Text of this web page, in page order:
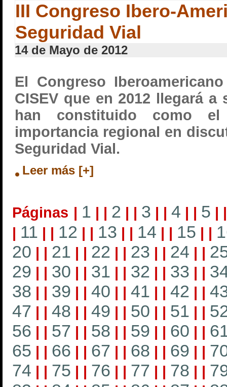
III Congreso Ibero-
Seguridad Vial
14 de Mayo de 2012
El Congreso
CISEV que en 2012 llegará
han constituido como
importancia regional en
Seguridad Vial.
Leer más [+]
Páginas | 1 | | 2 | | 3 | | 4 | | 5 |
| 11 | | 12 | | 13 | | 14 | | 15 | |
20 | | 21 | | 22 | | 23 | | 24 | |
29 | | 30 | | 31 | | 32 | | 33 | |
38 | | 39 | | 40 | | 41 | | 42 | |
47 | | 48 | | 49 | | 50 | | 51 | |
56 | | 57 | | 58 | | 59 | | 60 | |
65 | | 66 | | 67 | | 68 | | 69 | |
74 | | 75 | | 76 | | 77 | | 78 | |